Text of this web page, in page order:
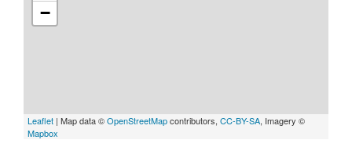
−
Leaflet | Map data ©OpenStreetMapcontributors, CC-BY-SA, Imagery ©
Mapbox